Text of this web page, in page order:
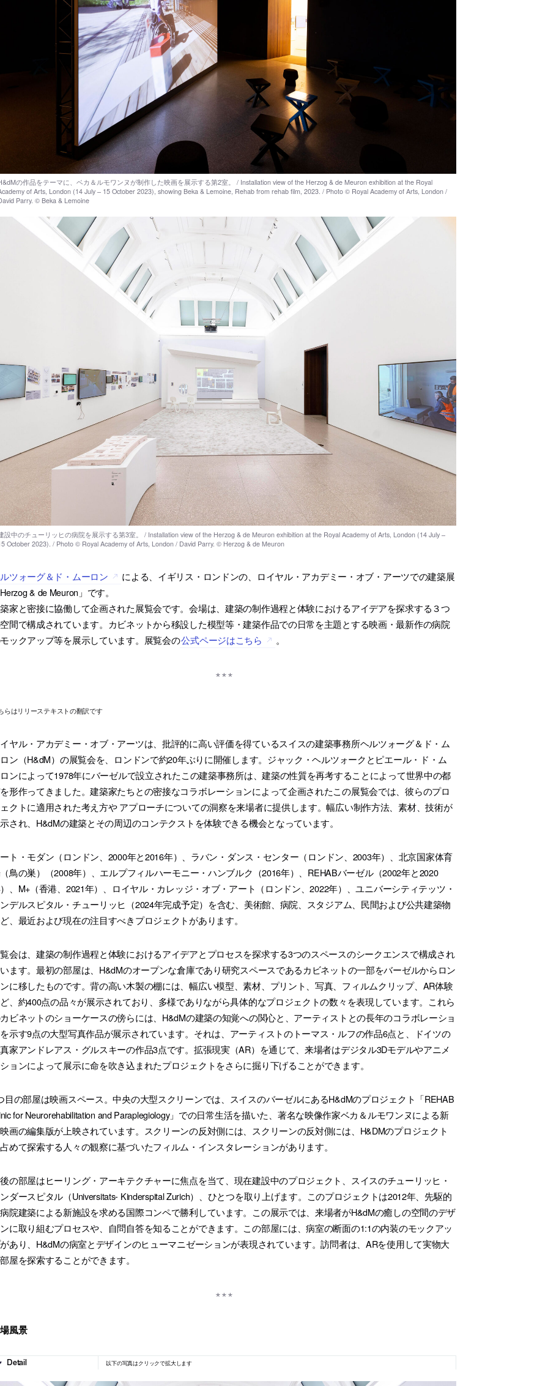
ツォーグ＆ド・ムーロン
による、イギリス・ロンドンの、ロイヤル・アカデミー・オブ・アーツでの建築展
Herzog & de Meuron」です。
家と密接に協働して企画された展覧会です。会場は、建築の制作過程と体験におけるアイデアを探求する３つ
間で構成されています。カビネットから移設した模型等・建築作品での日常を主題とする映画・最新作の病院
ックアップ等を展示しています。展覧会の公式ページはこちら 。
らはリリーステキストの翻訳です
ヤル・アカデミー・オブ・アーツは、批評的に高い評価を得ているスイスの建築事務所ヘルツォーグ＆ド・ム
ン（H&dM）の展覧会を、ロンドンで約20年ぶりに開催します。ジャック・ヘルツォークとピエール・ド・ム
ンによって1978年にバーゼルで設立されたこの建築事務所は、建築の性質を再考することによって世界中の都
形作ってきました。建築家たちとの密接なコラボレーションによって企画されたこの展覧会では、彼らのプロ
クトに適用された考え方や アプローチについての洞察を来場者に提供します。幅広い制作方法、素材、技術が
され、H&dMの建築とその周辺のコンテクストを体験できる機会となっています。
ト・モダン（ロンドン、2000年と2016年）、ラバン・ダンス・センター（ロンドン、2003年）、北京国家体育
鳥の巣）（2008年）、エルプフィルハーモニー・ハンブルク（2016年）、REHABバーゼル（2002年と2020
、M+（香港、2021年）、ロイヤル・カレッジ・オブ・アート（ロンドン、2022年）、ユニバーシティテッツ・
デルスピタル・チューリッヒ（2024年完成予定）を含む、美術館、病院、スタジアム、民間および公共建築物
、最近および現在の注目すべきプロジェクトがあります。
会は、建築の制作過程と体験におけるアイデアとプロセスを探求する3つのスペースのシークエンスで構成され
ます。最初の部屋は、H&dMのオープンな倉庫であり研究スペースであるカビネットの一部をバーゼルからロン
ンに移したものです。背の高い木製の棚には、幅広い模型、素材、プリント、写真、フィルムクリップ、AR体験
、約400点の品々が展示されており、多様でありながら具体的なプロジェクトの数々を表現しています。これら
ビネットのショーケースの傍らには、H&dMの建築の知覚への関心と、アーティストとの長年のコラボレーショ
示す9点の大型写真作品が展示されています。それは、アーティストのトーマス・ルフの作品6点と、ドイツの
家アンドレアス・グルスキーの作品3点です。拡張現実（AR）を通じて、来場者はデジタル3Dモデルやアニメ
ョンによって展示に命を吹き込まれたプロジェクトをさらに掘り下げることができます。
目の部屋は映画スペース。中央の大型スクリーンでは、スイスのバーゼルにあるH&dMのプロジェクト「REHAB
for Neurorehabilitation and Paraplegiology」での日常生活を描いた、著名な映像作家ベカ＆ルモワンヌによる新
画の編集版が上映されています。スクリーンの反対側には、スクリーンの反対側には、H&DMのプロジェクト
めて探索する人々の観察に基づいたフィルム・インスタレーションがあります。
の部屋はヒーリング・アーキテクチャーに焦点を当て、現在建設中のプロジェクト、スイスのチューリッヒ・
ダースピタル（Universitats- Kinderspital Zurich）、ひとつを取り上げます。このプロジェクトは2012年、先駆的
院建築による新施設を求める国際コンペで勝利しています。この展示では、来場者がH&dMの癒しの空間のデザ
に取り組むプロセスや、自問自答を知ることができます。この部屋には、病室の断面の1:1の内装のモックアッ
あり、H&dMの病室とデザインのヒューマニゼーションが表現されています。訪問者は、ARを使用して実物大
屋を探索することができます。
風景
以下の写真はクリックで拡大します